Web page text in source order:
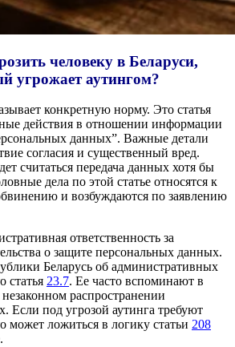
человеку в Беларуси,
угрожает аутингом?
конкретную норму. Это статья
действия в отношении информации
данных”. Важные детали
согласия и существенный вред.
считаться передача данных хотя бы
дела по этой статье относятся к
и возбуждаются по заявлению
ответственность за
о защите персональных данных.
Беларусь об административных
статья 23.7. Ее часто вспоминают в
распространении
Если под угрозой аутинга требуют
может ложиться в логику статьи 208